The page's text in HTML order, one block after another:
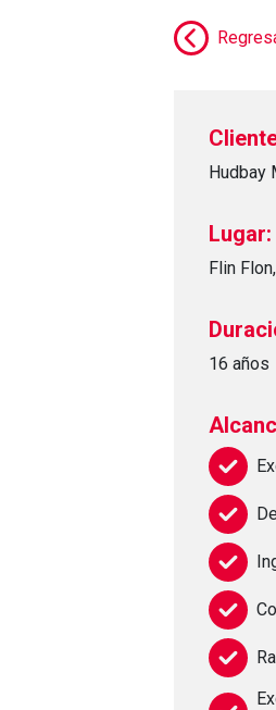
Hudbay
Lugar:
Flin
16 años